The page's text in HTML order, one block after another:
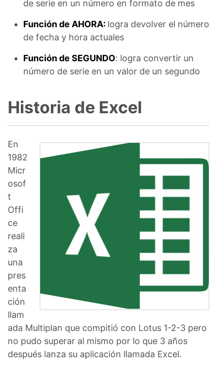
de serie en un número en formato de mes
Función de AHORA: logra devolver el número
de fecha y hora actuales
Función de SEGUNDO: logra convertir un
número de serie en un valor de un segundo
Historia de Excel
En
1982
Micr
osof
t
Offi
ce
reali
za
una
pres
enta
ción
llam
ada Multiplan que compitió con Lotus 1-2-3 pero
no pudo superar al mismo por lo que 3 años
después lanza su aplicación llamada Excel.